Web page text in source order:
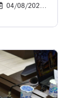
04/08/2026